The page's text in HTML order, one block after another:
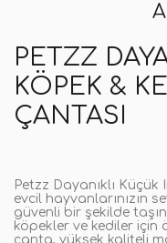
PETZZ
KÖPEK &
ÇANTASI
Petzz Dayanıklı Küçük
evcil hayvanlarınızın
güvenli bir şekilde
köpekler ve kediler
çanta, yüksek kaliteli